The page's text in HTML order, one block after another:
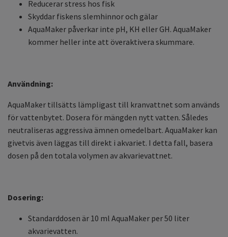
Reducerar stress hos fisk
Skyddar fiskens slemhinnor och gälar
AquaMaker påverkar inte pH, KH eller GH. AquaMaker
kommer heller inte att överaktivera skummare.
Användning:
AquaMaker tillsätts lämpligast till kranvattnet som används
för vattenbytet. Dosera för mängden nytt vatten. Således
neutraliseras aggressiva ämnen omedelbart. AquaMaker kan
givetvis även läggas till direkt i akvariet. I detta fall, basera
dosen på den totala volymen av akvarievattnet.
Dosering:
Standarddosen är 10 ml AquaMaker per 50 liter
akvarievatten.